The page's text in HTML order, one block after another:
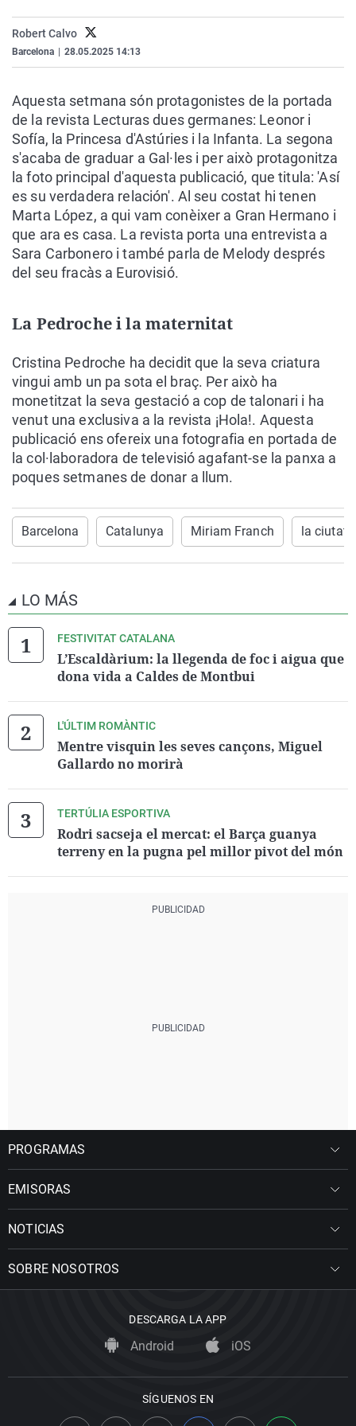
La rosa de los vientos
Como el perro y el
Caso
Equipo de
Operación Viuda
Extremadura
La Rioja
Navarra
País Vasco
Virales
Elecciones
Robert Calvo
Barcelona 28.05.2025 14:13
Aquesta setmana són protagonistes de la portada
de la revista Lecturas dues germanes: Leonor i
Sofía, la Princesa d'Astúries i la Infanta. La segona
s'acaba de graduar a Gal·les i per això protagonitza
la foto principal d'aquesta publicació, que titula: 'Así
es su verdadera relación'. Al seu costat hi tenen
Marta López, a qui vam conèixer a Gran Hermano i
que ara es casa. La revista porta una entrevista a
Sara Carbonero i també parla de Melody després
del seu fracàs a Eurovisió.
La Pedroche i la maternitat
Cristina Pedroche ha decidit que la seva criatura
vingui amb un pa sota el braç. Per això ha
monetitzat la seva gestació a cop de talonari i ha
venut una exclusiva a la revista ¡Hola!. Aquesta
publicació ens ofereix una fotografia en portada de
la col·laboradora de televisió agafant-se la panxa a
poques setmanes de donar a llum.
Barcelona Catalunya Miriam Franch la ciutat
LO MÁS
FESTIVITAT CATALANA
L’Escaldàrium: la llegenda de foc i aigua que
dona vida a Caldes de Montbui
L'ÚLTIM ROMÀNTIC
Mentre visquin les seves cançons, Miguel
Gallardo no morirà
TERTÚLIA ESPORTIVA
Rodri sacseja el mercat: el Barça guanya
terreny en la pugna pel millor pivot del món
PROGRAMAS
EMISORAS
NOTICIAS
SOBRE NOSOTROS
DESCARGA LA APP
Android iOS
SÍGUENOS EN